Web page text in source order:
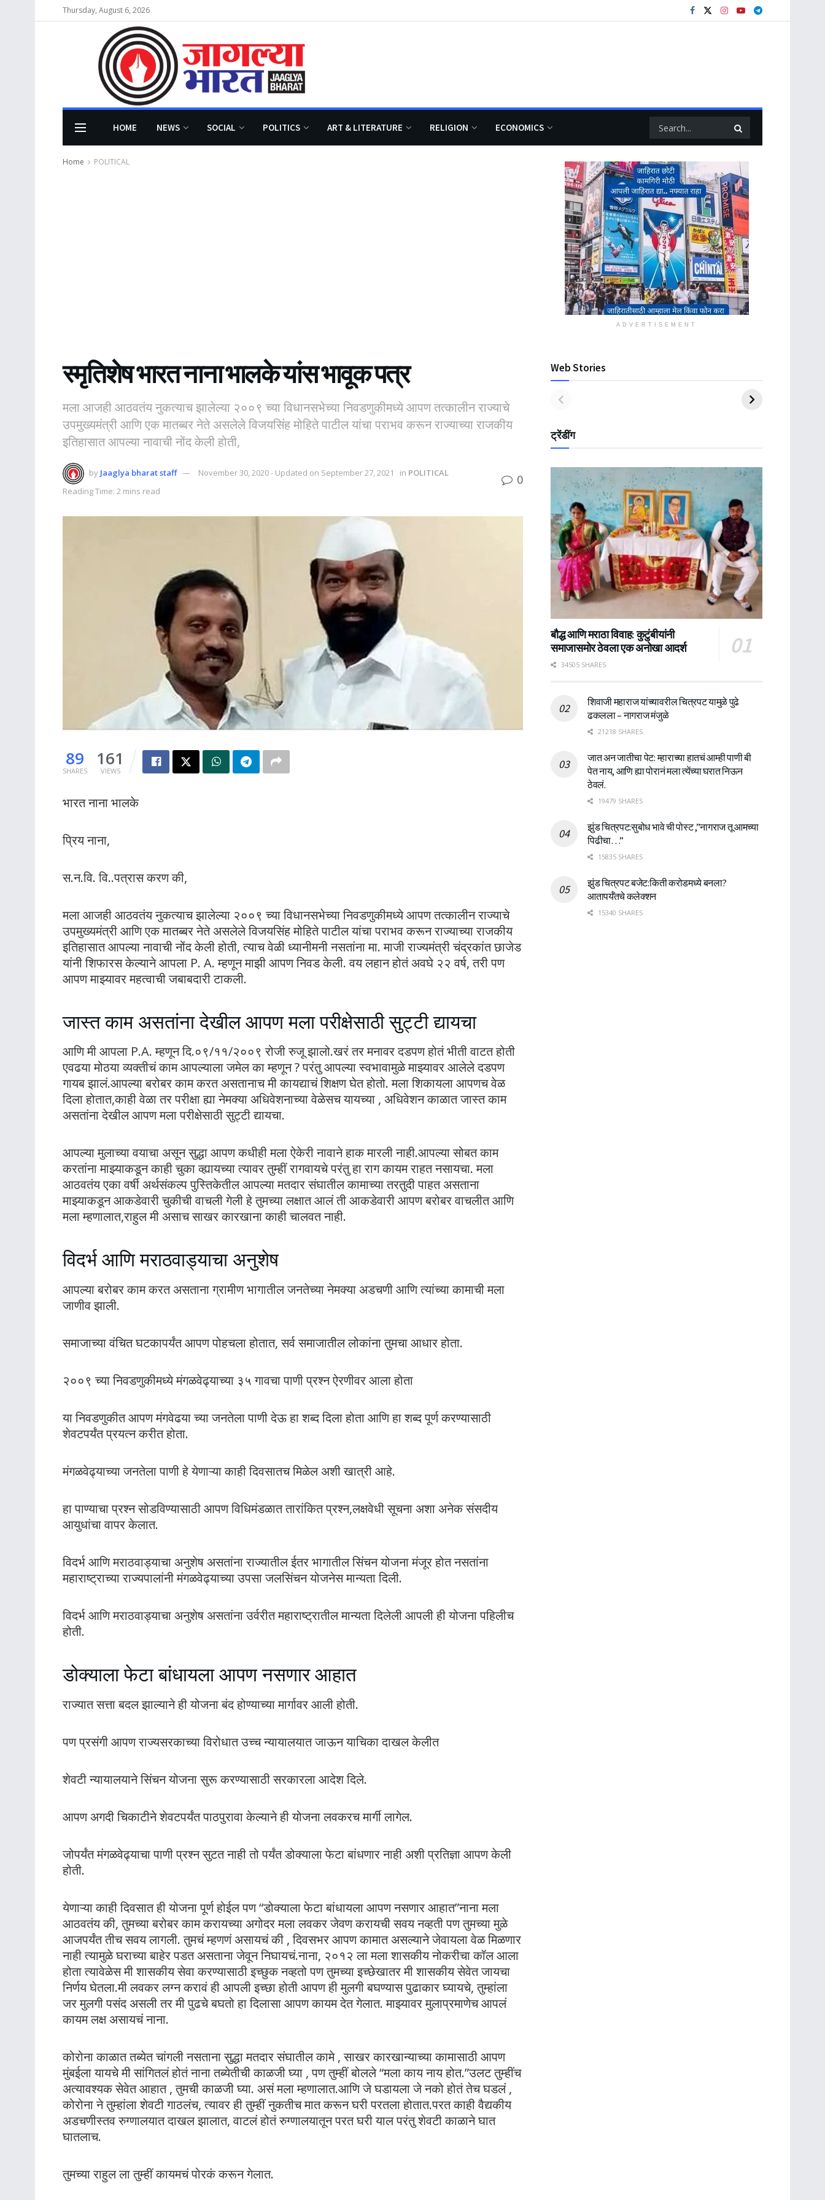
Thursday, August 6, 2026
HOME NEWS SOCIAL POLITICS ART & LITERATURE RELIGION ECONOMICS
Home POLITICAL
स्मृतिशेष भारत नाना भालके यांस भावूक पत्र
मला आजही आठवतंय नुकत्याच झालेल्या २००९ च्या विधानसभेच्या निवडणुकीमध्ये आपण तत्कालीन राज्याचे
उपमुख्यमंत्री आणि एक मातब्बर नेते असलेले विजयसिंह मोहिते पाटील यांचा पराभव करून राज्याच्या राजकीय
इतिहासात आपल्या नावाची नोंद केली होती,
by Jaaglya bharat staff November 30, 2020 - Updated on September 27, 2021 in POLITICAL
Reading Time: 2 mins read
0
89
SHARES
161
VIEWS
भारत नाना भालके
प्रिय नाना,
स.न.वि. वि..पत्रास करण की,
मला आजही आठवतंय नुकत्याच झालेल्या २००९ च्या विधानसभेच्या निवडणुकीमध्ये आपण तत्कालीन राज्याचे
उपमुख्यमंत्री आणि एक मातब्बर नेते असलेले विजयसिंह मोहिते पाटील यांचा पराभव करून राज्याच्या राजकीय
इतिहासात आपल्या नावाची नोंद केली होती, त्याच वेळी ध्यानीमनी नसतांना मा. माजी राज्यमंत्री चंद्रकांत छाजेड
यांनी शिफारस केल्याने आपला P. A. म्हणून माझी आपण निवड केली. वय लहान होतं अवघे २२ वर्ष, तरी पण
आपण माझ्यावर महत्वाची जबाबदारी टाकली.
जास्त काम असतांना देखील आपण मला परीक्षेसाठी सुट्टी द्यायचा
आणि मी आपला P.A. म्हणून दि.०९/११/२००९ रोजी रुजू झालो.खरं तर मनावर दडपण होतं भीती वाटत होती
एवढया मोठया व्यक्तीचं काम आपल्याला जमेल का म्हणून ? परंतु आपल्या स्वभावामुळे माझ्यावर आलेले दडपण
गायब झालं.आपल्या बरोबर काम करत असतानाच मी कायद्याचं शिक्षण घेत होतो. मला शिकायला आपणच वेळ
दिला होतात,काही वेळा तर परीक्षा ह्या नेमक्या अधिवेशनाच्या वेळेसच यायच्या , अधिवेशन काळात जास्त काम
असतांना देखील आपण मला परीक्षेसाठी सुट्टी द्यायचा.
आपल्या मुलाच्या वयाचा असून सुद्धा आपण कधीही मला ऐकेरी नावाने हाक मारली नाही.आपल्या सोबत काम
करतांना माझ्याकडून काही चुका व्ह्यायच्या त्यावर तुम्हीं रागवायचे परंतु हा राग कायम राहत नसायचा. मला
आठवतंय एका वर्षी अर्थसंकल्प पुस्तिकेतील आपल्या मतदार संघातील कामाच्या तरतुदी पाहत असताना
माझ्याकडून आकडेवारी चुकीची वाचली गेली हे तुमच्या लक्षात आलं ती आकडेवारी आपण बरोबर वाचलीत आणि
मला म्हणालात,राहुल मी असाच साखर कारखाना काही चालवत नाही.
विदर्भ आणि मराठवाड्याचा अनुशेष
आपल्या बरोबर काम करत असताना ग्रामीण भागातील जनतेच्या नेमक्या अडचणी आणि त्यांच्या कामाची मला
जाणीव झाली.
समाजाच्या वंचित घटकापर्यंत आपण पोहचला होतात, सर्व समाजातील लोकांना तुमचा आधार होता.
२००९ च्या निवडणुकीमध्ये मंगळवेढ्याच्या ३५ गावचा पाणी प्रश्न ऐरणीवर आला होता
या निवडणुकीत आपण मंगवेढया च्या जनतेला पाणी देऊ हा शब्द दिला होता आणि हा शब्द पूर्ण करण्यासाठी
शेवटपर्यंत प्रयत्न करीत होता.
मंगळवेढ्याच्या जनतेला पाणी हे येणाऱ्या काही दिवसातच मिळेल अशी खात्री आहे.
हा पाण्याचा प्रश्न सोडविण्यासाठी आपण विधिमंडळात तारांकित प्रश्न,लक्षवेधी सूचना अशा अनेक संसदीय
आयुधांचा वापर केलात.
विदर्भ आणि मराठवाड्याचा अनुशेष असतांना राज्यातील ईतर भागातील सिंचन योजना मंजूर होत नसतांना
महाराष्ट्राच्या राज्यपालांनी मंगळवेढ्याच्या उपसा जलसिंचन योजनेस मान्यता दिली.
विदर्भ आणि मराठवाड्याचा अनुशेष असतांना उर्वरीत महाराष्ट्रातील मान्यता दिलेली आपली ही योजना पहिलीच
होती.
डोक्याला फेटा बांधायला आपण नसणार आहात
राज्यात सत्ता बदल झाल्याने ही योजना बंद होण्याच्या मार्गावर आली होती.
पण प्रसंगी आपण राज्यसरकाच्या विरोधात उच्च न्यायालयात जाऊन याचिका दाखल केलीत
शेवटी न्यायालयाने सिंचन योजना सुरू करण्यासाठी सरकारला आदेश दिले.
आपण अगदी चिकाटीने शेवटपर्यंत पाठपुरावा केल्याने ही योजना लवकरच मार्गी लागेल.
जोपर्यंत मंगळवेढ्याचा पाणी प्रश्न सुटत नाही तो पर्यंत डोक्याला फेटा बांधणार नाही अशी प्रतिज्ञा आपण केली
होती.
येणाऱ्या काही दिवसात ही योजना पूर्ण होईल पण “डोक्याला फेटा बांधायला आपण नसणार आहात”नाना मला
आठवतंय की, तुमच्या बरोबर काम करायच्या अगोदर मला लवकर जेवण करायची सवय नव्हती पण तुमच्या मुळे
आजपर्यंत तीच सवय लागली. तुमचं म्हणणं असायचं की , दिवसभर आपण कामात असल्याने जेवायला वेळ मिळणार
नाही त्यामुळे घराच्या बाहेर पडत असताना जेवून निघायचं.नाना, २०१२ ला मला शासकीय नोकरीचा कॉल आला
होता त्यावेळेस मी शासकीय सेवा करण्यासाठी इच्छुक नव्हतो पण तुमच्या इच्छेखातर मी शासकीय सेवेत जायचा
निर्णय घेतला.मी लवकर लग्न करावं ही आपली इच्छा होती आपण ही मुलगी बघण्यास पुढाकार घ्यायचे, तुम्हांला
जर मुलगी पसंद असली तर मी पुढचे बघतो हा दिलासा आपण कायम देत गेलात. माझ्यावर मुलाप्रमाणेच आपलं
कायम लक्ष असायचं नाना.
कोरोना काळात तब्येत चांगली नसताना सुद्धा मतदार संघातील कामे , साखर कारखान्याच्या कामासाठी आपण
मुंबईला यायचे मी सांगितलं होतं नाना तब्येतीची काळजी घ्या , पण तुम्हीं बोलले “मला काय नाय होत.”उलट तुम्हींच
अत्यावश्यक सेवेत आहात , तुमची काळजी घ्या. असं मला म्हणालात.आणि जे घडायला जे नको होतं तेच घडलं ,
कोरोना ने तुम्हांला शेवटी गाठलंच, त्यावर ही तुम्हीं नुकतीच मात करून घरी परतला होतात.परत काही वैद्यकीय
अडचणीस्तव रुग्णालयात दाखल झालात, वाटलं होतं रुग्णालयातून परत घरी याल परंतु शेवटी काळाने घात
घातलाच.
तुमच्या राहुल ला तुम्हीं कायमचं पोरकं करून गेलात.
ADVERTISEMENT
Web Stories
ट्रेंडींग
बौद्ध आणि मराठा विवाह: कुटुंबीयांनी
समाजासमोर ठेवला एक अनोखा आदर्श
34505 SHARES
शिवाजी महाराज यांच्यावरील चित्रपट यामुळे पुढे
ढकलला – नागराज मंजुळे
21218 SHARES
जात अन जातीचा पेट: म्हाराच्या हातचं आम्ही पाणी बी
पेत नाय, आणि ह्या पोरानं मला त्येंच्या घरात निऊन
ठेवलं.
19479 SHARES
झुंड चित्रपट:सुबोध भावे ची पोस्ट ,”नागराज तू आमच्या
पिढीचा…”
15835 SHARES
झुंड चित्रपट बजेट:किती करोडमध्ये बनला?
आतापर्यँतचे कलेक्शन
15340 SHARES